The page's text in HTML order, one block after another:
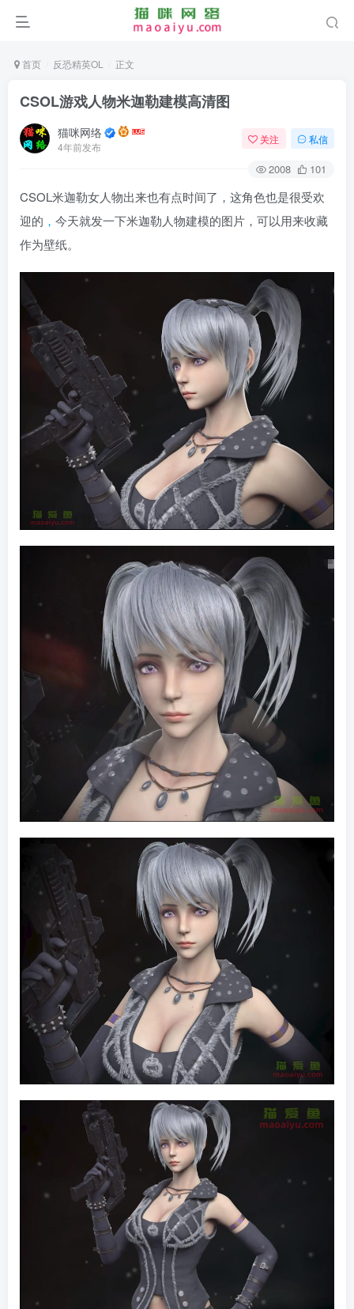
首页 反恐精英OL 正文
CSOL游戏人物米迦勒建模高清图
猫咪网络
4年前发布
关注 私信
2008 101
CSOL米迦勒女人物出来也有点时间了，这角色也是很受欢
迎的 ， 今天就发一下米迦勒人物建模的图片，可以用来收藏
作为壁纸。